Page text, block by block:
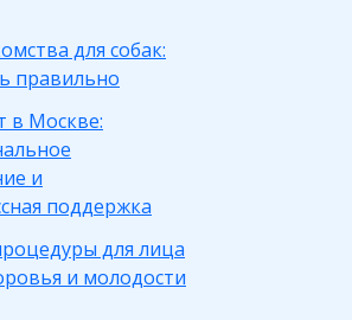
для собак:
правильно
в Москве:
и
поддержка
для лица
и молодости